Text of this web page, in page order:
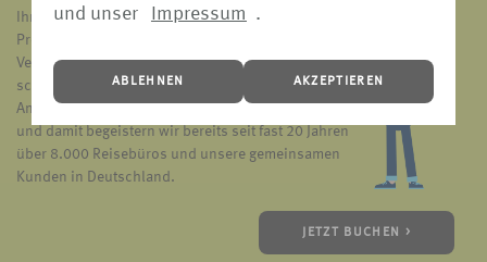
und unser
Impressum .
ABLEHNEN AKZEPTIEREN
Ihren Geldbeutel. Dazu vergleichen wir die
Produkte unserer sechs bekannten und erfahrenen
Versicherungspartner und ermöglichen Ihnen eine
schnelle und einfache Übersicht über unser
Angebot. Das ist das Markenzeichen von VERS[4u]
und damit begeistern wir bereits seit fast 20 Jahren
über 8.000 Reisebüros und unsere gemeinsamen
Kunden in Deutschland.
JETZT BUCHEN >